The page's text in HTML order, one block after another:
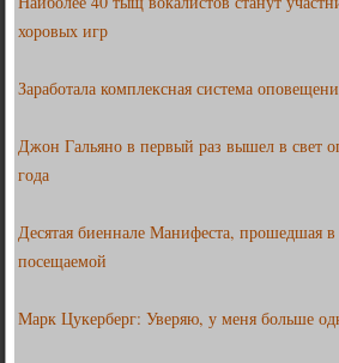
хоровых игр
Заработала комплексная система
Джон Гальяно в первый раз вышел в свет
года
Десятая биеннале Манифеста, прошедшая в
посещаемой
Марк Цукерберг: Уверяю, у меня больше